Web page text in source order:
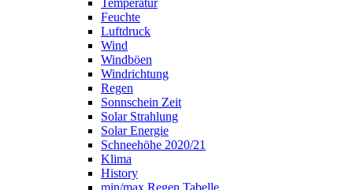
Temperatur
Feuchte
Luftdruck
Wind
Windböen
Windrichtung
Regen
Sonnschein Zeit
Solar Strahlung
Solar Energie
Schneehöhe 2020/21
Klima
History
min/max Regen Tabelle